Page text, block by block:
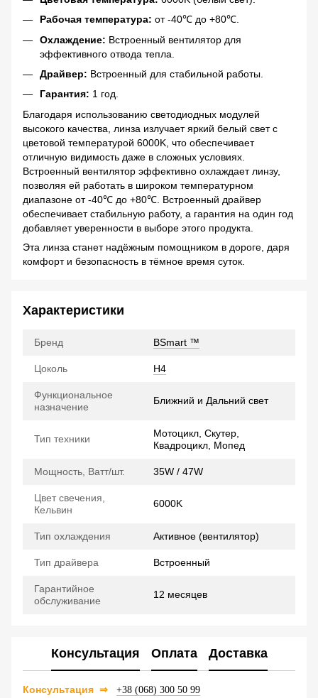
Рабочая температура: от -40℃ до +80℃.
Охлаждение: Встроенный вентилятор для
эффективного отвода тепла.
Драйвер: Встроенный для стабильной работы.
Гарантия: 1 год.
Благодаря использованию светодиодных модулей
высокого качества, линза излучает яркий белый свет с
цветовой температурой 6000K, что обеспечивает
отличную видимость даже в сложных условиях.
Встроенный вентилятор эффективно охлаждает линзу,
позволяя ей работать в широком температурном
диапазоне от -40℃ до +80℃. Встроенный драйвер
обеспечивает стабильную работу, а гарантия на один год
добавляет уверенности в выборе этого продукта.
Эта линза станет надёжным помощником в дороге, даря
комфорт и безопасность в тёмное время суток.
Характеристики
Бренд BSmart ™
Цоколь H4
Функциональное
назначение
Ближний и Дальний свет
Тип техники
Мотоцикл, Скутер,
Квадроцикл, Мопед
Мощность, Ватт/шт. 35W / 47W
Цвет свечения,
Кельвин
6000K
Тип охлаждения Активное (вентилятор)
Тип драйвера Встроенный
Гарантийное
обслуживание
12 месяцев
Консультация Оплата Доставка
Консультация ⇒ +38 (068) 300 50 99